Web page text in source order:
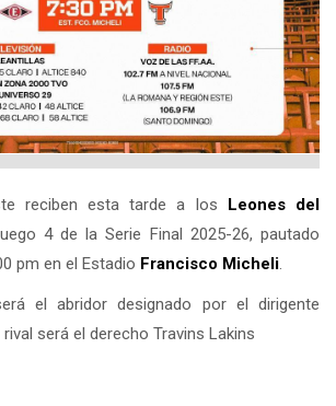
reciben esta tarde a los Leones del
4 de la Serie Final 2025-26, pautado
pm en el Estadio Francisco Micheli.
el abridor designado por el dirigente
rival será el derecho Travins Lakins